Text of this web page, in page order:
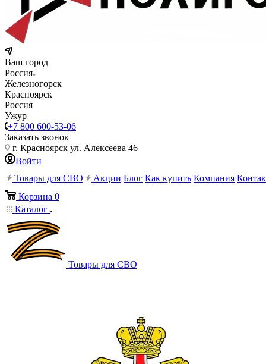
Ваш город
Россия
Железногорск
Красноярск
Россия
Ужур
+7 800 600-53-06
Заказать звонок
г. Красноярск ул. Алексеева 46
Войти
Товары для СВО
Акции Блог Как купить Компания
Корзина 0
Каталог
Товары для СВО